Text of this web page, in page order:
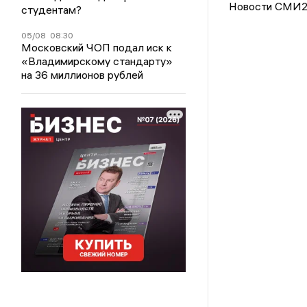
студентам?
05/08 08:30
Московский ЧОП подал иск к
«Владимирскому стандарту»
на 36 миллионов рублей
Новости